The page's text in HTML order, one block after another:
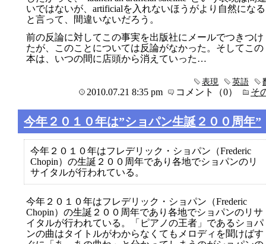
いではないが、artificialを入れないほうがより自然になる
と言って、間違いないだろう。
前の反論に対してこの事実を出版社にメールでつきつけ
たが、このことについては反論がなかった。そしてこの
本は、いつの間に店頭から消えていった…
英語
表現
2010.07.21 8:35 pm コメント（0） そ
今年２０１０年は”ショパン生誕２００周年”
今年２０１０年はフレデリック・ショパン（Frederic
Chopin）の生誕２００周年であり各地でショパンのリ
サイタルが行われている。
今年２０１０年はフレデリック・ショパン（Frederic
Chopin）の生誕２００周年であり各地でショパンのリサ
イタルが行われている。「ピアノの王者」であるショパ
ンの曲はタイトルがわからなくてもメロディを聞けばす